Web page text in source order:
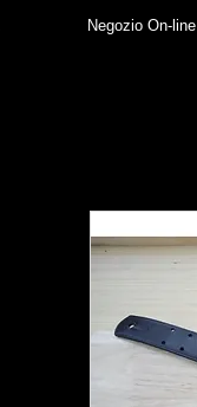
Negozio On-line